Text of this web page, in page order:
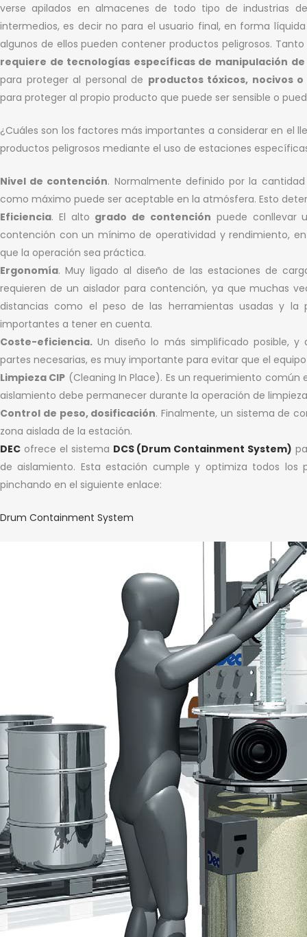
verse apilados en almacenes de todo tipo de industrias
intermedios, es decir no para el usuario final, en forma
algunos de ellos pueden contener productos peligrosos.
requiere de tecnologías específicas de manipulación
para proteger al personal de productos tóxicos, nocivos o
para proteger al propio producto que puede ser sensible o
¿Cuáles son los factores más importantes a considerar en el
productos peligrosos mediante el uso de estaciones
Nivel de contención. Normalmente definido por la
como máximo puede ser aceptable en la atmósfera. Esto
Eficiencia. El alto grado de contención puede conllevar
contención con un mínimo de operatividad y rendimiento,
que la operación sea práctica.
Ergonomía. Muy ligado al diseño de las estaciones de
requieren de un aislador para contención, ya que muchas
distancias como el peso de las herramientas usadas y
importantes a tener en cuenta.
Coste-eficiencia. Un diseño lo más simplificado posible,
partes necesarias, es muy importante para evitar que el
Limpieza CIP (Cleaning In Place). Es un requerimiento
aislamiento debe permanecer durante la operación de
Control de peso, dosificación. Finalmente, un sistema de
zona aislada de la estación.
DEC ofrece el sistema DCS (Drum Containment System)
de aislamiento. Esta estación cumple y optimiza todos los
pinchando en el siguiente enlace:
Drum Containment System